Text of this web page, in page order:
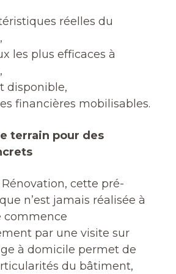
réelles du
les plus efficaces à
disponible,
financières mobilisables.
terrain pour des
Rénovation, cette pré-
n’est jamais réalisée à
commence
par une visite sur
à domicile permet de
du bâtiment,